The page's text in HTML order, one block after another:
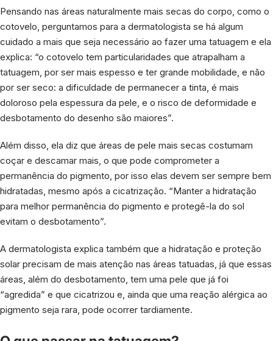
Pensando nas áreas naturalmente mais secas do corpo, como o
cotovelo, perguntamos para a dermatologista se há algum
cuidado a mais que seja necessário ao fazer uma tatuagem e ela
explica: “o cotovelo tem particularidades que atrapalham a
tatuagem, por ser mais espesso e ter grande mobilidade, e não
por ser seco: a dificuldade de permanecer a tinta, é mais
doloroso pela espessura da pele, e o risco de deformidade e
desbotamento do desenho são maiores”.
Além disso, ela diz que áreas de pele mais secas costumam
coçar e descamar mais, o que pode comprometer a
permanência do pigmento, por isso elas devem ser sempre bem
hidratadas, mesmo após a cicatrização. “Manter a hidratação
para melhor permanência do pigmento e protegê-la do sol
evitam o desbotamento”.
A dermatologista explica também que a hidratação e proteção
solar precisam de mais atenção nas áreas tatuadas, já que essas
áreas, além do desbotamento, tem uma pele que já foi
“agredida” e que cicatrizou e, ainda que uma reação alérgica ao
pigmento seja rara, pode ocorrer tardiamente.